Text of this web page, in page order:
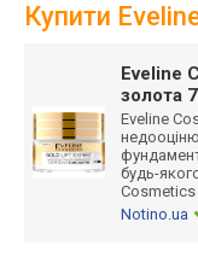
Купити
Eveline
золота
Eveline
будь-
Cosmetics
Notino.ua